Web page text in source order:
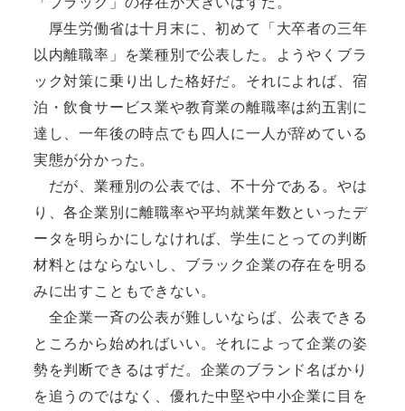
厚生労働省は十月末に、初めて「大卒者の三年
以内離職率」を業種別で公表した。ようやくブラ
ック対策に乗り出した格好だ。それによれば、宿
泊・飲食サービス業や教育業の離職率は約五割に
達し、一年後の時点でも四人に一人が辞めている
実態が分かった。
だが、業種別の公表では、不十分である。やは
り、各企業別に離職率や平均就業年数といったデ
ータを明らかにしなければ、学生にとっての判断
材料とはならないし、ブラック企業の存在を明る
みに出すこともできない。
全企業一斉の公表が難しいならば、公表できる
ところから始めればいい。それによって企業の姿
勢を判断できるはずだ。企業のブランド名ばかり
を追うのではなく、優れた中堅や中小企業に目を